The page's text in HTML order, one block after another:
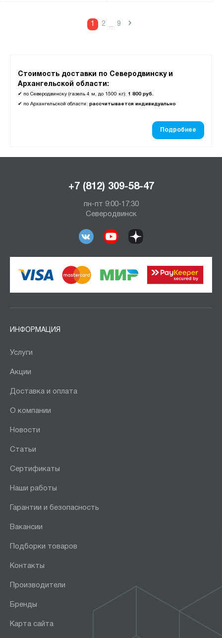
Стоимость доставки по Северодвинску и
Архангельской области:
✔ по Северодвинску (газель 4 м, до 1500 кг): 1 800 руб.
✔ по Архангельской области: рассчитывается индивидуально
Подробнее
1 2 ... 9 ›
+7 (812) 309-58-47
пн-пт 9:00-17:30
Северодвинск
ИНФОРМАЦИЯ
Услуги
Акции
Доставка и оплата
О компании
Новости
Статьи
Сертификаты
Наши работы
Гарантии и безопасность
Вакансии
Подборки товаров
Контакты
Производители
Бренды
Карта сайта